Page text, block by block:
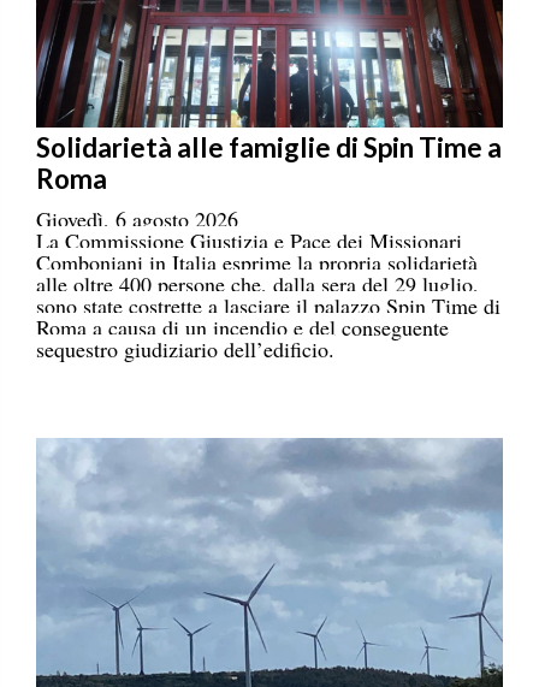
Solidarietà alle famiglie di Spin Time a
Roma
Giovedì, 6 agosto 2026
La Commissione Giustizia e Pace dei Missionari
Comboniani in Italia esprime la propria solidarietà
alle oltre 400 persone che, dalla sera del 29 luglio,
sono state costrette a lasciare il palazzo Spin Time di
Roma a causa di un incendio e del conseguente
sequestro giudiziario dell’edificio.